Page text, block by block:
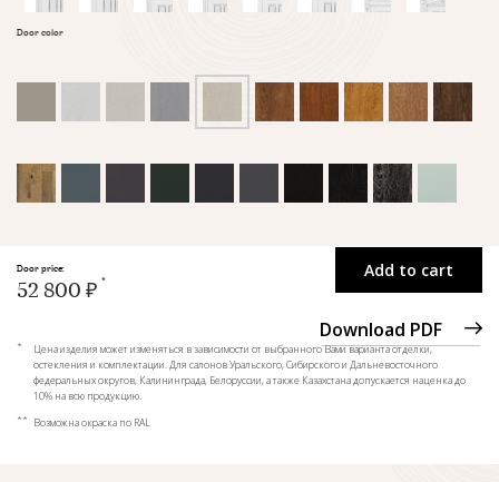
Door color
Add to cart
Download PDF
Door price:
52 800 ₽
*
Цена изделия может изменяться в зависимости от выбранного Вами варианта отделки,
остекления и комплектации. Для салонов Уральского, Сибирского и Дальневосточного
федеральных округов, Калининграда, Белоруссии, а также Казахстана допускается наценка до
10% на всю продукцию.
** Возможна окраска по RAL